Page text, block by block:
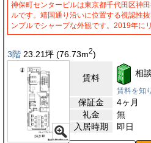
神保町センタービルは東京都千代田区神
ルです。靖国通り沿いに位置する視認性
ンプルでシャープな外観です。2019年に
3階 23.21坪 (76.73m2)
賃料 相談
賃料を知
保証金
4ヶ月
礼金
無
入居時期
即日